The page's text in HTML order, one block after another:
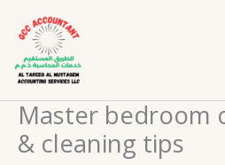
content
Master bedroom
& cleaning tips